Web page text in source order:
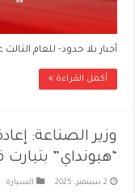
أخبار بلا حدود- للعام
أكمل القراءة »
وزير الصناعة:
“هيونداي” بتيارت
2 سبتمبر، 2025 السيارة